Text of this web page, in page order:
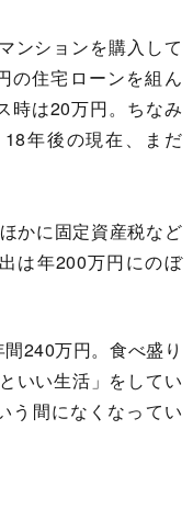
ンションを購入して
の住宅ローンを組ん
時は20万円。ちなみ
年後の現在、まだ
かに固定資産税など
は年200万円にのぼ
240万円。食べ盛り
いい生活」をしてい
う間になくなってい